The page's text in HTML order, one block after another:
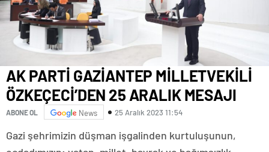
AK PARTİ GAZİANTEP MİLLETVEKİLİ
ÖZKEÇECİ’DEN 25 ARALIK MESAJI
ABONE OL News 25 Aralık 2023 11:54
Gazi şehrimizin düşman işgalinden kurtuluşunun,